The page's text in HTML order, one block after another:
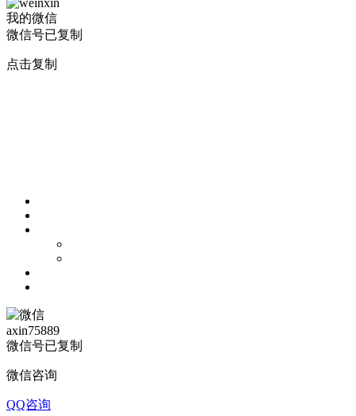
我的微信
微信号已复制
点击复制
axin75889
微信号已复制
微信咨询
QQ咨询